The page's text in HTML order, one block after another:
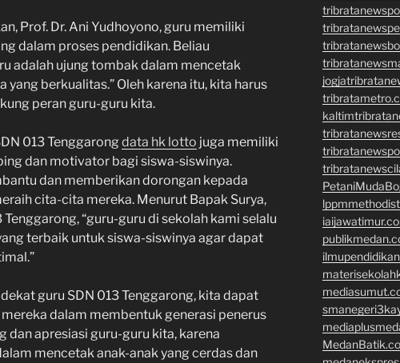
Prof. Dr. Ani Yudhoyono, guru memiliki
dalam proses pendidikan. Beliau
adalah ujung tombak dalam mencetak
yang berkualitas.” Oleh karena itu, kita harus
peran guru-guru kita.
013 Tenggarong data hk lotto juga memiliki
dan motivator bagi siswa-siswinya.
dan memberikan dorongan kepada
cita-cita mereka. Menurut Bapak Surya,
“guru-guru di sekolah kami selalu
terbaik untuk siswa-siswinya agar dapat
guru SDN 013 Tenggarong, kita dapat
dalam membentuk generasi penerus
dan apresiasi guru-guru kita, karena
mencetak anak-anak yang cerdas dan